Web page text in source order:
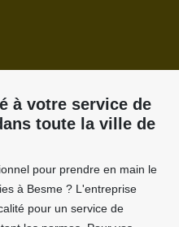
à votre service de
toute la ville de
pour prendre en main le
à Besme ? L'entreprise
pour un service de